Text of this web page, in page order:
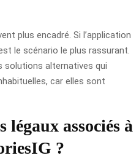
plus encadré. Si l’application
le scénario le plus rassurant.
solutions alternatives qui
car elles sont
légaux associés à
?